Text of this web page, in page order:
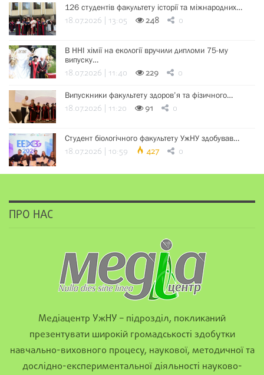
126 студентів факультету історії та міжнародних…
18.07.2026 | 13:05 248 0
В ННІ хімії на екології вручили дипломи 75-му
випуску…
18.07.2026 | 11:40 229 0
Випускники факультету здоров’я та фізичного…
18.07.2026 | 11:20 91 0
Студент біологічного факультету УжНУ здобував…
18.07.2026 | 10:59 427 0
ПРО НАС
Медіацентр УжНУ – підрозділ, покликаний
презентувати широкій громадськості здобутки
навчально-виховного процесу, наукової, методичної та
дослідно-експериментальної діяльності науково-